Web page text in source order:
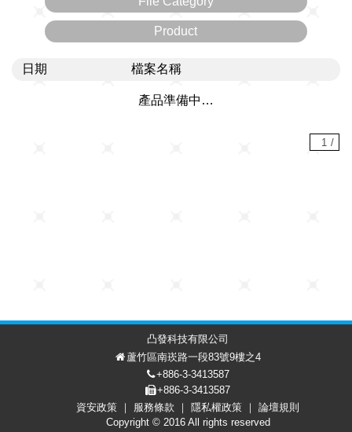
會員中心
Product
日期 檔案名稱
產品準備中…
1 /
凸發科技有限公司
蘆竹區南崁路一段83號9樓之4
+886-3-3413587
+886-3-3413587
資安政策
服務條款 隱私權政策
論壇規則
Copyright © 2016 All rights reserved